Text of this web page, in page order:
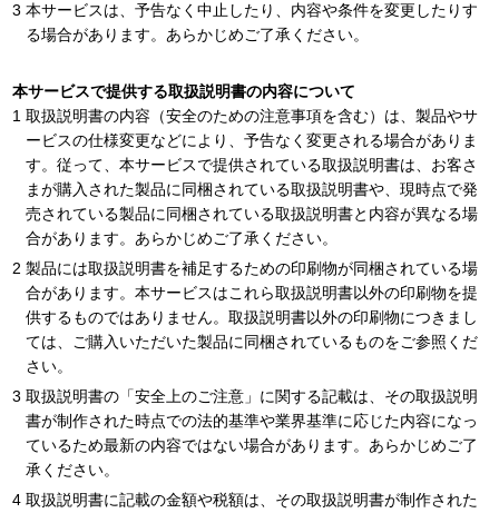
本サービスは、予告なく中止したり、内容や条件を変更したりす
る場合があります。あらかじめご了承ください。
本サービスで提供する取扱説明書の内容について
取扱説明書の内容（安全のための注意事項を含む）は、製品やサ
ービスの仕様変更などにより、予告なく変更される場合がありま
す。従って、本サービスで提供されている取扱説明書は、お客さ
まが購入された製品に同梱されている取扱説明書や、現時点で発
売されている製品に同梱されている取扱説明書と内容が異なる場
合があります。あらかじめご了承ください。
製品には取扱説明書を補足するための印刷物が同梱されている場
合があります。本サービスはこれら取扱説明書以外の印刷物を提
供するものではありません。取扱説明書以外の印刷物につきまし
ては、ご購入いただいた製品に同梱されているものをご参照くだ
さい。
取扱説明書の「安全上のご注意」に関する記載は、その取扱説明
書が制作された時点での法的基準や業界基準に応じた内容になっ
ているため最新の内容ではない場合があります。あらかじめご了
承ください。
取扱説明書に記載の金額や税額は、その取扱説明書が制作された